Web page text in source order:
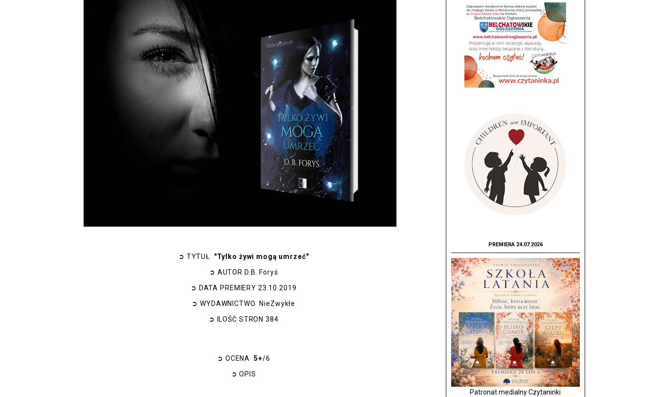
➲ TYTUŁ "Tylko żywi mogą umrzeć"
➲ AUTOR D.B. Foryś
➲ DATA PREMIERY 23.10.2019
➲ WYDAWNICTWO
NieZwykłe
➲
ILOŚĆ STRON384
➲ OCENA 5+/6
➲ OPIS
PREMIERA 24.07.2026
Patronat medialny Czytaninki